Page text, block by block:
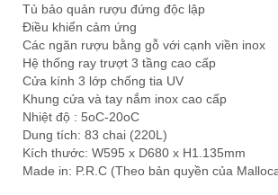
Tủ bảo quản rượu đứng độc lập
Điều khiển cảm ứng
Các ngăn rượu bằng gỗ với cạnh viền inox
Hệ thống ray trượt 3 tầng cao cấp
Cửa kính 3 lớp chống tia UV
Khung cửa và tay nắm inox cao cấp
Nhiệt độ : 5oC-20oC
Dung tích: 83 chai (220L)
Kích thước: W595 x D680 x H1.135mm
Made in: P.R.C (Theo bản quyền của